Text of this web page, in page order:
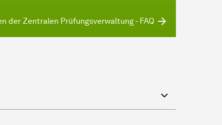
der Zentralen Prüfungsverwaltung - FAQ